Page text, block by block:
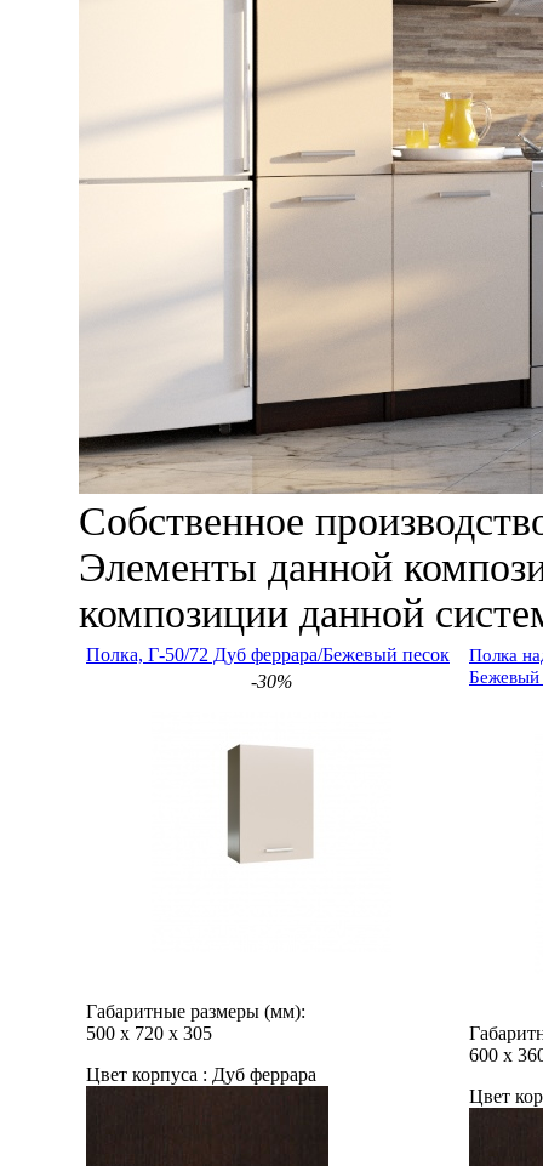
Собственное
Элементы данной
композиции данной
Полка, Г-50/72 Дуб феррара/Бежевый песок
-30%
Габаритные размеры (мм):
500 х 720 х 305
Цвет корпуса : Дуб феррара
Полка
Бежевый
600 х
Цвет